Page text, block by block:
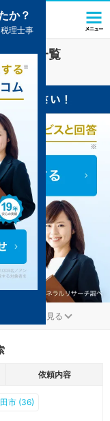
所の一覧
もっと見る
依頼内容
市 (36)
か？
理士事